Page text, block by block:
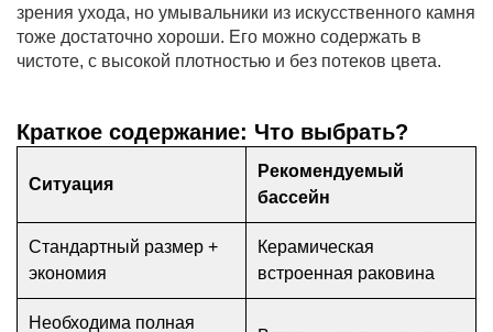
зрения ухода, но умывальники из искусственного камня
тоже достаточно хороши. Его можно содержать в
чистоте, с высокой плотностью и без потеков цвета.
Краткое содержание: Что выбрать?
Ситуация
Рекомендуемый
бассейн
Стандартный размер +
экономия
Керамическая
встроенная раковина
Необходима полная